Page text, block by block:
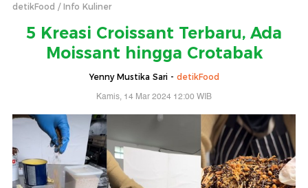
detikFood Info Kuliner
5 Kreasi Croissant Terbaru, Ada
Moissant hingga Crotabak
Yenny Mustika Sari - detikFood
Kamis, 14 Mar 2024 12:00 WIB